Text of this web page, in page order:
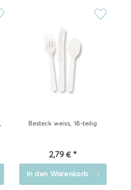
Besteck weiss, 18-teilig
2,79 € *
In den Warenkorb